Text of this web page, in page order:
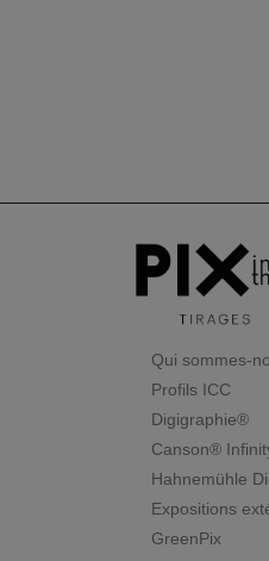
Qui sommes-
Profils ICC
Digigraphie®
Canson®
Hahnemühle
Expositions
GreenPix